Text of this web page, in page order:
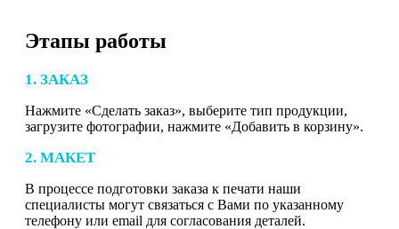
Этапы работы
1. ЗАКАЗ
Нажмите «Сделать заказ», выберите тип продукции,
загрузите фотографии, нажмите «Добавить в корзину».
2. МАКЕТ
В процессе подготовки заказа к печати наши
специалисты могут связаться с Вами по указанному
телефону или email для согласования деталей.